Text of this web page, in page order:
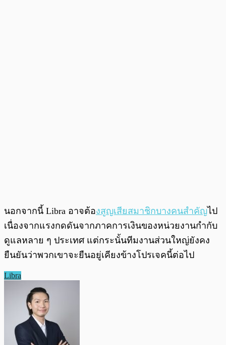
นอกจากนี้ Libra อาจต้องสูญเสียสมาชิกบางคนสำคัญไป
เนื่องจากแรงกดดันจากภาคการเงินของหน่วยงานกำกับ
ดูแลหลาย ๆ ประเทศ แต่กระนั้นทีมงานส่วนใหญ่ยังคง
ยืนยันว่าพวกเขาจะยืนอยู่เคียงข้างโปรเจคนี้ต่อไป
Libra